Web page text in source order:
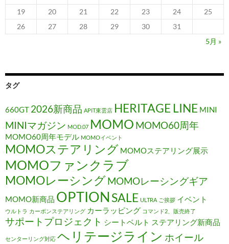
19
20 21 22 23 24
25
26
27 28 29 30
31
5月 »
タグ
660GT 2026新商品 APIT東雲店 HERITAGE LINE MINI
MINIマガジン MOD.07 MOMO MOMO60周年
MOMO60周年モデル MOMOイベント
MOMOステアリング MOMOステアリング展示
MOMOファンクラブ
MOMOレーシングMOMOレーシングギア
MOMO新商品 OPTION SALE ULTRA ご挨拶 イベント
ウルトラ カーボンステアリング カーラッピング コマンド2、販売終了
サポートプロジェクト シートベルト ステアリング新商品
センターリング対応 ヘリテージライン ホイール